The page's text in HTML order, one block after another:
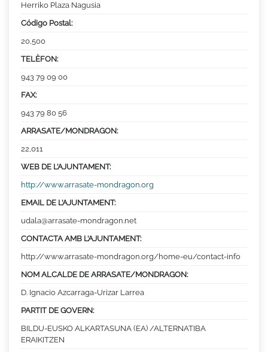
Herriko Plaza Nagusia
Código Postal:
20,500
TELÈFON:
943 79 09 00
FAX:
943 79 80 56
ARRASATE/MONDRAGON:
22,011
WEB DE L’AJUNTAMENT:
http://www.arrasate-mondragon.org
EMAIL DE L’AJUNTAMENT:
udala@arrasate-mondragon.net
CONTACTA AMB L’AJUNTAMENT:
http://www.arrasate-mondragon.org/home-eu/contact-info
NOM ALCALDE DE ARRASATE/MONDRAGON:
D. Ignacio Azcarraga-Urizar Larrea
PARTIT DE GOVERN:
BILDU-EUSKO ALKARTASUNA (EA) /ALTERNATIBA
ERAIKITZEN